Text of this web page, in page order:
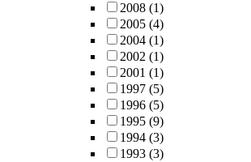
2008 (1)
2005 (4)
2004 (1)
2002 (1)
2001 (1)
1997 (5)
1996 (5)
1995 (9)
1994 (3)
1993 (3)